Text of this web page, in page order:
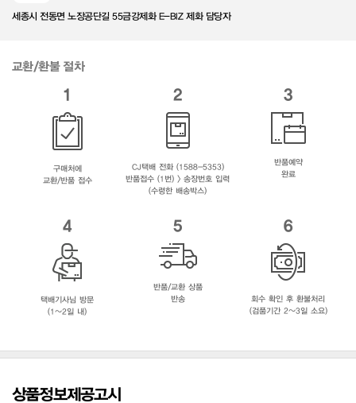
세종시 전동면 노장공단길 55금강제화 E-BIZ 제화 담당자
교환/환불 절차
1
구매처에
교환/반품 접수
2
CJ택배 전화 (1588-5353)
반품접수 (1번) > 송장번호 입력
(수령한 배송박스)
3
반품예약
완료
4
택배기사님 방문
(1~2일 내)
5
반품/교환 상품
반송
6
회수 확인 후 환불처리
(검품기간 2~3일 소요)
상품정보제공고시